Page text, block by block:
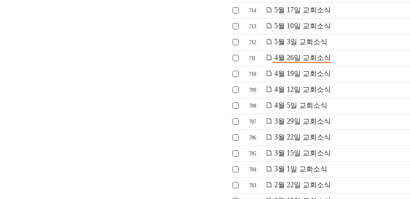
714 5월 17일 교회소식
713 5월 10일 교회소식
712 5월 3일 교회소식
711 4월 26일 교회소식
710 4월 19일 교회소식
709 4월 12일 교회소식
708 4월 5일 교회소식
707 3월 29일 교회소식
706 3월 22일 교회소식
705 3월 15일 교회소식
704 3월 1일 교회소식
703 2월 22일 교회소식